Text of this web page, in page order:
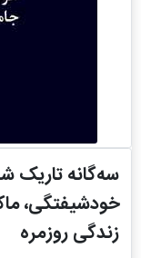
سه‌گانه
خودشیفتگی،
زندگی روزمره